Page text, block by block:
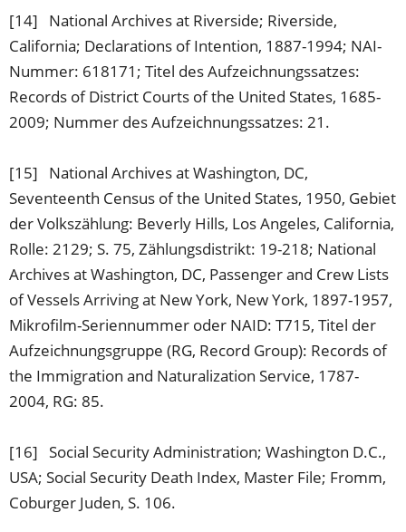
[14] National Archives at Riverside; Riverside,
California; Declarations of Intention, 1887-1994; NAI-
Nummer: 618171; Titel des Aufzeichnungssatzes:
Records of District Courts of the United States, 1685-
2009; Nummer des Aufzeichnungssatzes: 21.
[15] National Archives at Washington, DC,
Seventeenth Census of the United States, 1950, Gebiet
der Volkszählung: Beverly Hills, Los Angeles, California,
Rolle: 2129; S. 75, Zählungsdistrikt: 19-218; National
Archives at Washington, DC, Passenger and Crew Lists
of Vessels Arriving at New York, New York, 1897-1957,
Mikrofilm-Seriennummer oder NAID: T715, Titel der
Aufzeichnungsgruppe (RG, Record Group): Records of
the Immigration and Naturalization Service, 1787-
2004, RG: 85.
[16] Social Security Administration; Washington D.C.,
USA; Social Security Death Index, Master File; Fromm,
Coburger Juden, S. 106.